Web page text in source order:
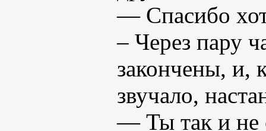
— Спасибо
– Через пару
закончены, и,
звучало,
— Ты так и не